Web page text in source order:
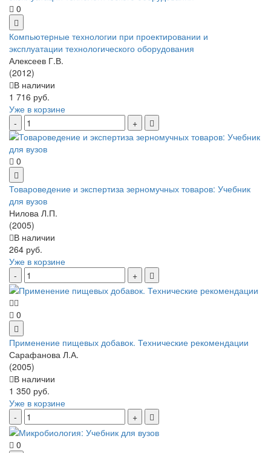
0
Компьютерные технологии при проектировании и
эксплуатации технологического оборудования
Алексеев Г.В.
(2012)
В наличии
1 716 руб.
Уже в корзине
0
Товароведение и экспертиза зерномучных товаров: Учебник
для вузов
Нилова Л.П.
(2005)
В наличии
264 руб.
Уже в корзине
0
Применение пищевых добавок. Технические рекомендации
Сарафанова Л.А.
(2005)
В наличии
1 350 руб.
Уже в корзине
0